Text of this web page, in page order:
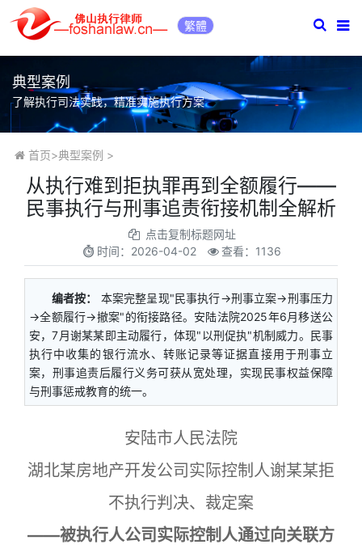
繁體
典型案例
了解执行司法实践，精准实施执行方案
首页>典型案例 >
从执行难到拒执罪再到全额履行——
民事执行与刑事追责衔接机制全解析
点击复制标题网址
时间： 2026-04-02 查看：1136
编者按：
本案完整呈现"民事执行→刑事立案→刑事压力
→全额履行→撤案"的衔接路径。安陆法院2025年6月移送公
安，7月谢某某即主动履行，体现"以刑促执"机制威力。民事
执行中收集的银行流水、转账记录等证据直接用于刑事立
案，刑事追责后履行义务可获从宽处理，实现民事权益保障
与刑事惩戒教育的统一。
安陆市人民法院
湖北某房地产开发公司实际控制人谢某某拒
不执行判决、裁定案
——被执行人公司实际控制人通过向关联方